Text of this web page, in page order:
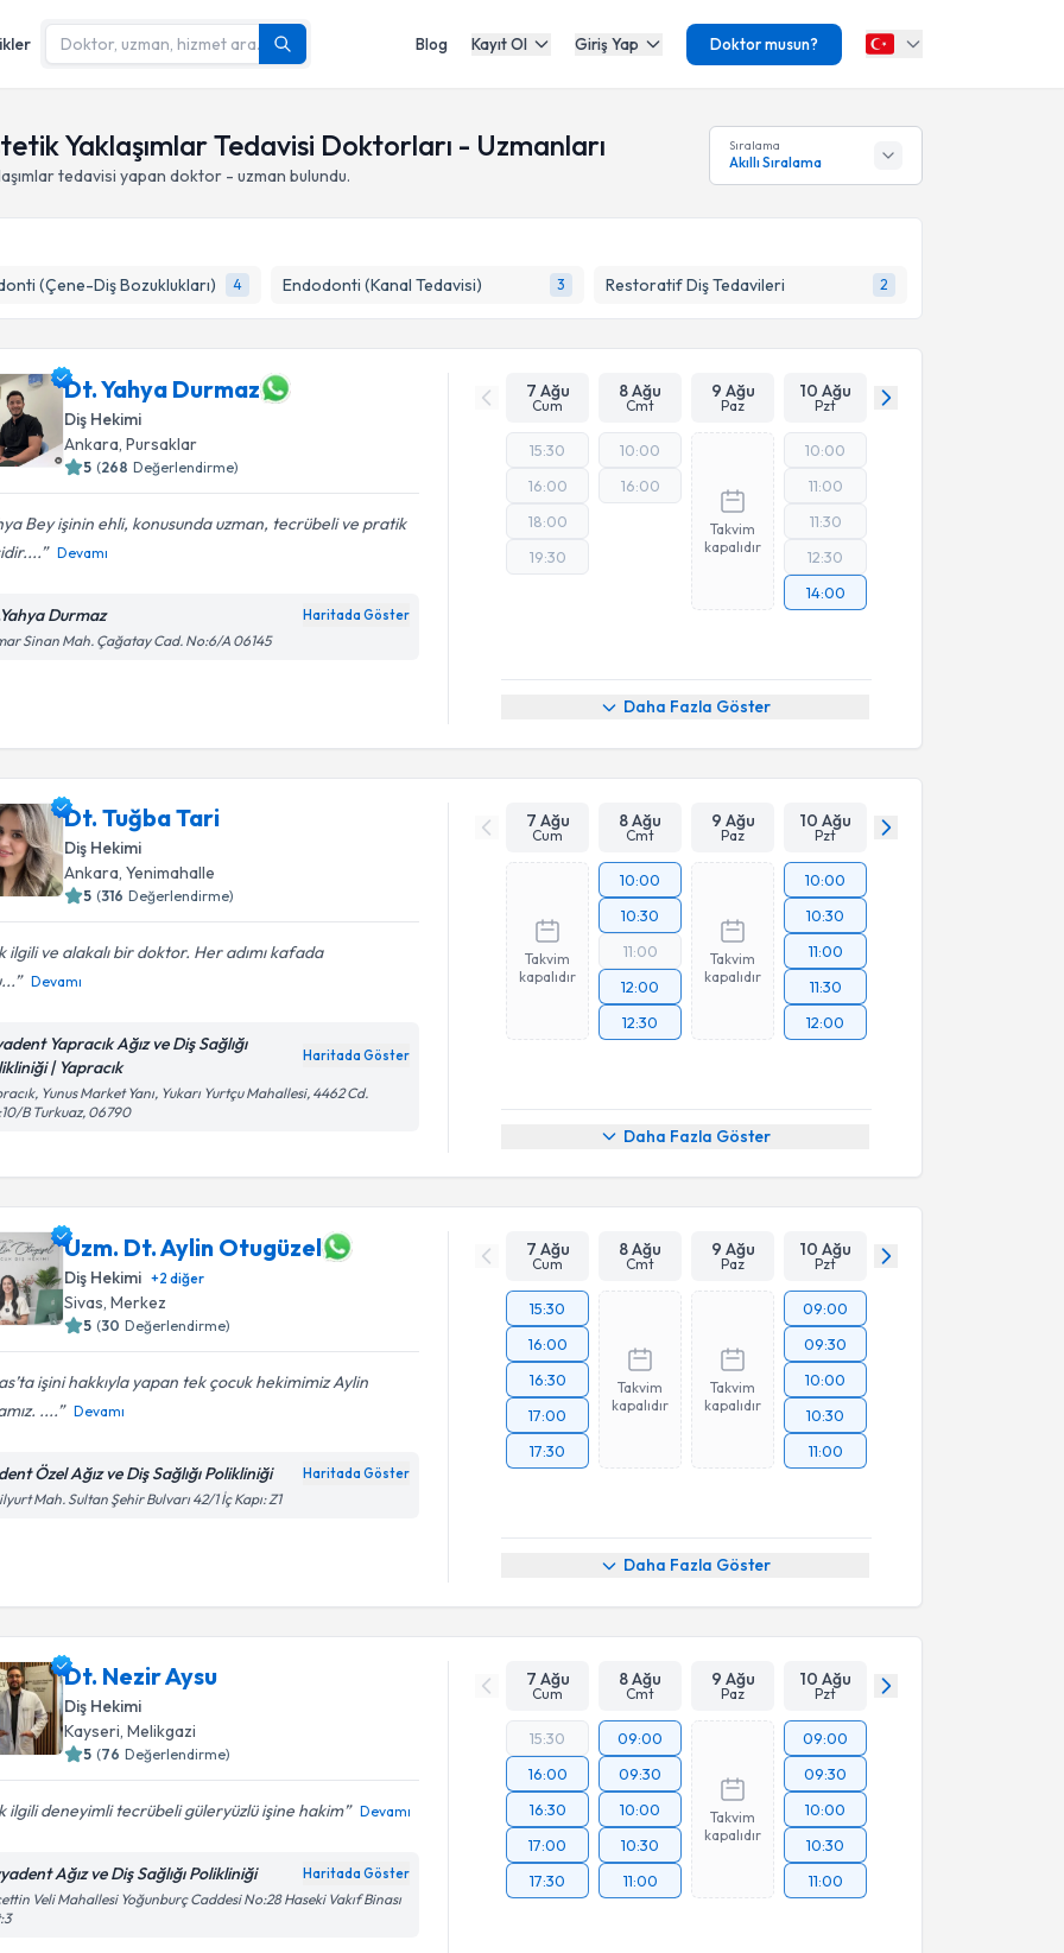
Blog Kayıt Ol Giriş Yap Doktor musun?
Yaklaşımlar Tedavisi Doktorları - Uzmanları
tedavisi yapan doktor - uzman bulundu.
Sıralama
Akıllı Sıralama
(Çene-Diş Bozuklukları) 4 Endodonti (Kanal Tedavisi) 3 Restoratif Diş Tedavileri 2
Dt. Yahya Durmaz
Diş Hekimi
Ankara,Pursaklar
5 (268 Değerlendirme)
Bey işinin ehli, konusunda uzman, tecrübeli ve pratik
Devamı
Durmaz Haritada Göster
Sinan Mah. Çağatay Cad. No:6/A 06145
7 Ağu
Cum
8 Ağu
Cmt
9 Ağu
Paz
10 Ağu
Pzt
15:30
16:00
18:00
19:30
10:00
16:00
Takvim
kapalıdır
10:00
11:00
11:30
12:30
14:00
Daha Fazla Göster
Dt. Tuğba Tari
Diş Hekimi
Ankara ,Yenimahalle
5 (316 Değerlendirme)
ilgili ve alakalı bir doktor. Her adımı kafada
Devamı
Yapracık Ağız ve Diş Sağlığı
| Yapracık
Haritada Göster
Yunus Market Yanı, Yukarı Yurtçu Mahallesi, 4462 Cd.
B Turkuaz, 06790
7 Ağu
Cum
8 Ağu
Cmt
9 Ağu
Paz
10 Ağu
Pzt
Takvim
kapalıdır
10:00
10:30
11:00
12:00
12:30
Takvim
kapalıdır
10:00
10:30
11:00
11:30
12:00
Daha Fazla Göster
Uzm. Dt. Aylin Otugüzel
Diş Hekimi +2 diğer
Sivas,Merkez
5 (30 Değerlendirme)
işini hakkıyla yapan tek çocuk hekimimiz Aylin
....
Devamı
Özel Ağız ve Diş Sağlığı Polikliniği Haritada Göster
Mah. Sultan Şehir Bulvarı 42/1 İç Kapı: Z1
7 Ağu
Cum
8 Ağu
Cmt
9 Ağu
Paz
10 Ağu
Pzt
15:30
16:00
16:30
17:00
17:30
Takvim
kapalıdır
Takvim
kapalıdır
09:00
09:30
10:00
10:30
11:00
Daha Fazla Göster
Dt. Nezir Aysu
Diş Hekimi
Kayseri ,Melikgazi
5 (76 Değerlendirme)
ilgili deneyimli tecrübeli güleryüzlü işine hakim Devamı
Ağız ve Diş Sağlığı Polikliniği Haritada Göster
Veli Mahallesi Yoğunburç Caddesi No:28 Haseki Vakıf Binası
7 Ağu
Cum
8 Ağu
Cmt
9 Ağu
Paz
10 Ağu
Pzt
15:30
16:00
16:30
17:00
17:30
09:00
09:30
10:00
10:30
11:00
Takvim
kapalıdır
09:00
09:30
10:00
10:30
11:00